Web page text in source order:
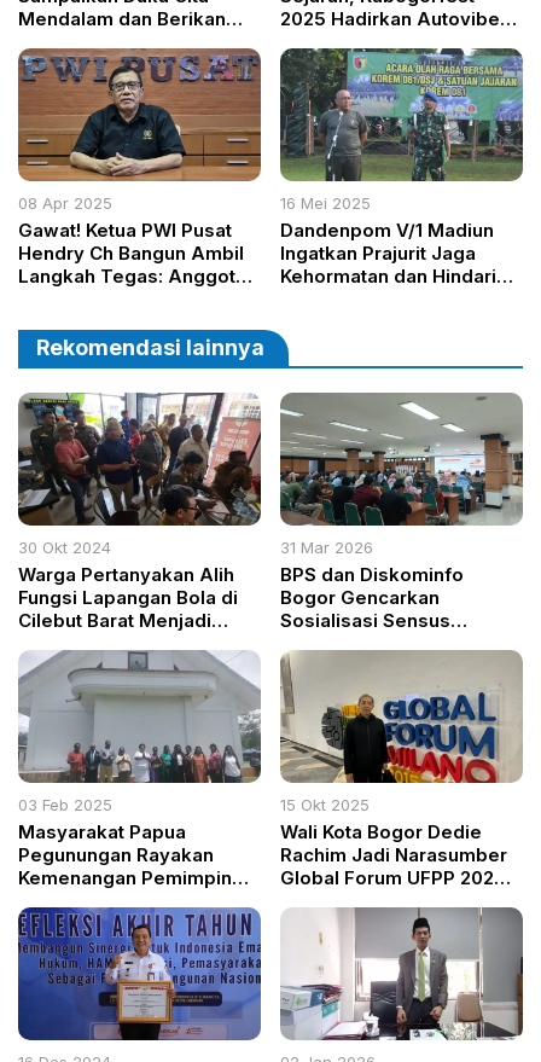
Mendalam dan Berikan
yang Berduka di Distrik
Bolakme
2025 Hadirkan Autovibes
Dulu
08 Apr 2025
Gawat! Ketua PWI Pusat
Hendry Ch Bangun Ambil
Langkah Tegas: Anggota
16 Mei 2025
Dandenpom V/1 Madiun
Ingatkan Prajurit Jaga
Kehormatan dan Hindari
Rekomendasi lainnya
30 Okt 2024
Warga Pertanyakan Alih
Fungsi Lapangan Bola di
Cilebut Barat Menjadi
31 Mar 2026
BPS dan Diskominfo
Bogor Gencarkan
Sosialisasi Sensus
Akurat Jadi Kunci
Pembangunan
03 Feb 2025
Masyarakat Papua
Pegunungan Rayakan
Kemenangan Pemimpin
15 Okt 2025
Wali Kota Bogor Dedie
Rachim Jadi Narasumber
Global Forum UFPP 2025